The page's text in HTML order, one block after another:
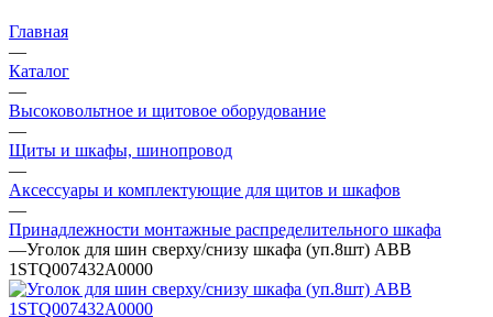
Главная
—
Каталог
—
Высоковольтное и щитовое оборудование
—
Щиты и шкафы, шинопровод
—
Аксессуары и комплектующие для щитов и шкафов
—
Принадлежности монтажные распределительного шкафа
—Уголок для шин сверху/снизу шкафа (уп.8шт) ABB
1STQ007432A0000